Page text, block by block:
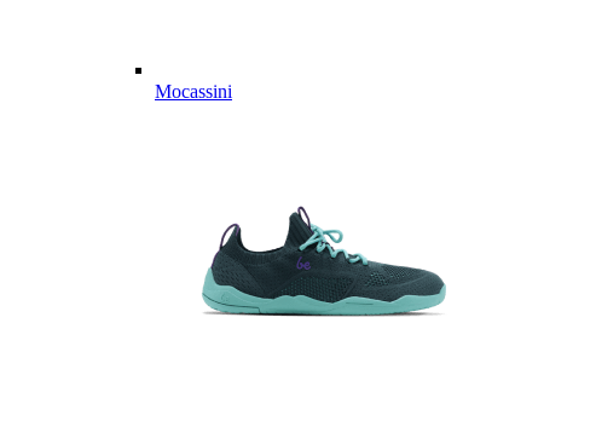
Mocassini